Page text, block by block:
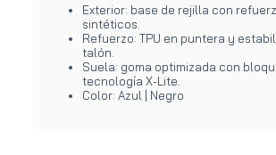
Exterior: base de rejilla con
sintéticos.
Refuerzo: TPU en puntera y
talón.
Suela: goma optimizada con
tecnología X-Lite.
Color: Azul | Negro